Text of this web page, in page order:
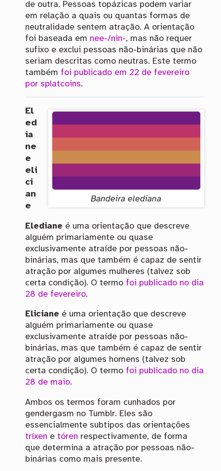
de outra. Pessoas topázicas podem variar
em relação a quais ou quantas formas de
neutralidade sentem atração. A orientação
foi baseada em nee-/nin-, mas não requer
sufixo e exclui pessoas não-binárias que não
seriam descritas como neutras. Este termo
também foi publicado em 22 de fevereiro
por splatcoins.
Bandeira elediana
El
ed
ia
ne
e
eli
ci
an
e
Elediane é uma orientação que descreve
alguém primariamente ou quase
exclusivamente atraíde por pessoas não-
binárias, mas que também é capaz de sentir
atração por algumes mulheres (talvez sob
certa condição). O termo foi publicado no dia
28 de fevereiro.
Eliciane é uma orientação que descreve
alguém primariamente ou quase
exclusivamente atraíde por pessoas não-
binárias, mas que também é capaz de sentir
atração por algumes homens (talvez sob
certa condição). O termo foi publicado no dia
28 de maio.
Ambos os termos foram cunhados por
gendergasm no Tumblr. Eles são
essencialmente subtipos das orientações
tríxen e tóren respectivamente, de forma
que determina a atração por pessoas não-
binárias como mais presente.